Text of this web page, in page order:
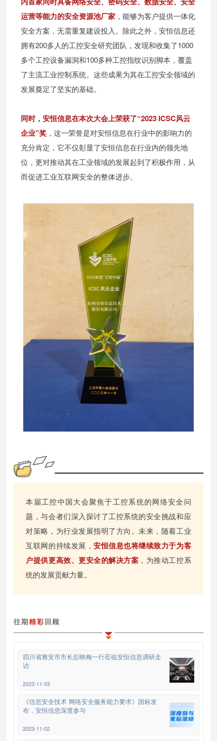
运营等能力的安全资源池厂家 ，能够为客户提供一体化
安全方案，无需重复建设投入。除此之外，安恒信息还
拥有200多人的工控安全研究团队，发现和收集了1000
多个工控设备漏洞和100多种工控指纹识别脚本，覆盖
了主流工业控制系统。这些成果为其在工控安全领域的
发展奠定了坚实的基础。
同时，安恒信息在本次大会上荣获了“2023 ICSC风云
企业”奖 ，这一荣誉是对安恒信息在行业中的影响力的
充分肯定，它不仅彰显了安恒信息在行业内的领先地
位，更对推动其在工业领域的发展起到了积极作用，从
而促进工业互联网安全的整体进步。
本届工控中国大会聚焦于工控系统的网络安全问
题，与会者们深入探讨了工控系统的安全挑战和应
对策略，为行业发展指明了方向。未来，随着工业
互联网的持续发展，安恒信息也将继续致力于为客
户提供更高效、更安全的解决方案 ，为推动工控系
统的发展贡献力量。
往期精彩回顾
四川省雅安市市长彭映梅一行莅临安恒信息调研走
访
2023-11-03
《信息安全技术 网络安全服务能力要求》国标发
布，安恒信息深度参与
2023-11-02